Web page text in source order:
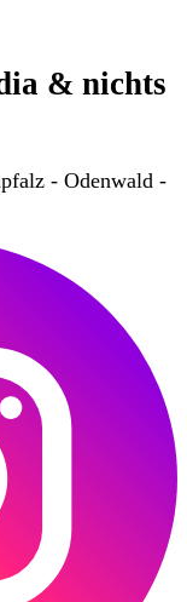
& nichts
- Odenwald -